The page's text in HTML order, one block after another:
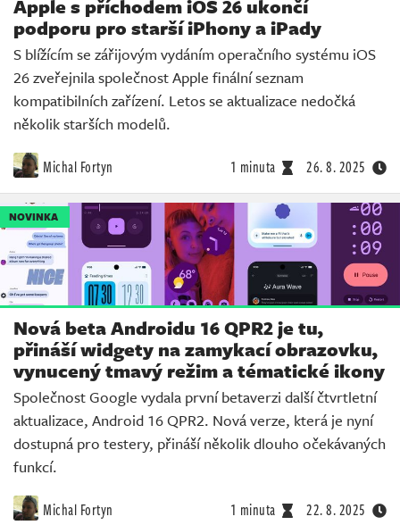
Apple s příchodem iOS 26 ukončí
podporu pro starší iPhony a iPady
S blížícím se zářijovým vydáním operačního systému iOS
26 zveřejnila společnost Apple finální seznam
kompatibilních zařízení. Letos se aktualizace nedočká
několik starších modelů.
Michal Fortyn 1 minuta 26. 8. 2025
NOVINKA
Nová beta Androidu 16 QPR2 je tu,
přináší widgety na zamykací obrazovku,
vynucený tmavý režim a tématické ikony
Společnost Google vydala první betaverzi další čtvrtletní
aktualizace, Android 16 QPR2. Nová verze, která je nyní
dostupná pro testery, přináší několik dlouho očekávaných
funkcí.
Michal Fortyn 1 minuta 22. 8. 2025